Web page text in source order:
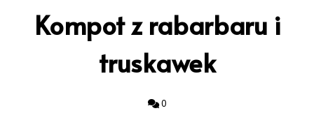
kulinarnyKompot z rabarbaru i
truskawek
0